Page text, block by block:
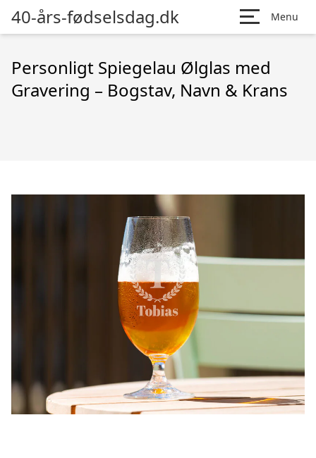
40-års-fødselsdag.dk Menu
Personligt Spiegelau Ølglas med
Gravering – Bogstav, Navn & Krans